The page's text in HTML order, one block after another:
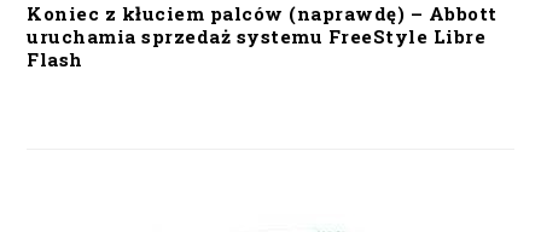
Koniec z kłuciem palców (naprawdę) – Abbott
uruchamia sprzedaż systemu FreeStyle Libre
Flash